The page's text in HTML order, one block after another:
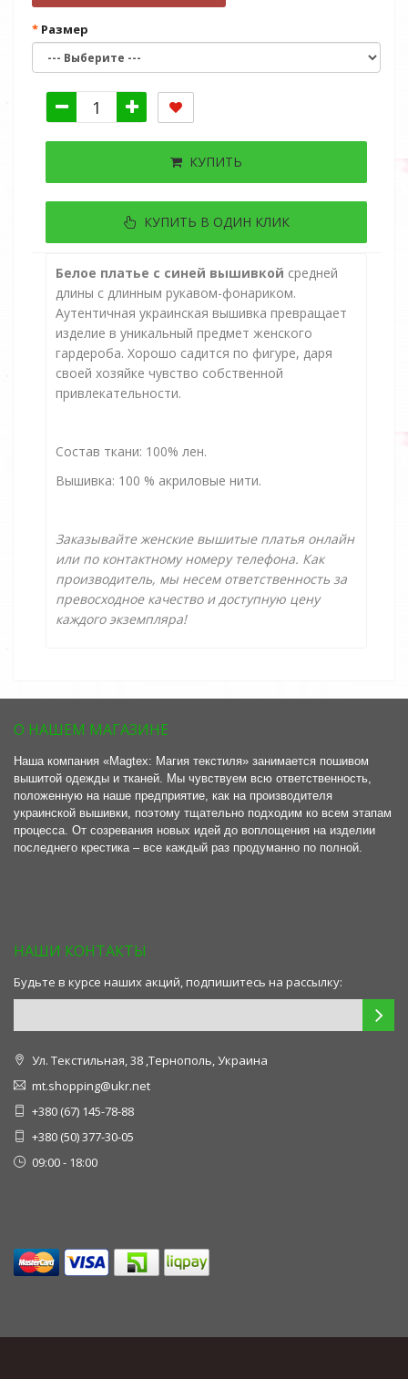
Размер
КУПИТЬ
КУПИТЬ В ОДИН КЛИК
Белое платье с синей вышивкой средней
длины с длинным рукавом-фонариком.
Аутентичная украинская вышивка превращает
изделие в уникальный предмет женского
гардероба. Хорошо садится по фигуре, даря
своей хозяйке чувство собственной
привлекательности.
Состав ткани: 100% лен.
Вышивка: 100 % акриловые нити.
Заказывайте женские вышитые платья онлайн
или по контактному номеру телефона. Как
производитель, мы несем ответственность за
превосходное качество и доступную цену
каждого экземпляра!
О НАШЕМ МАГАЗИНЕ
Наша компания «Magtex: Магия текстиля» занимается пошивом
вышитой одежды и тканей. Мы чувствуем всю ответственность,
положенную на наше предприятие, как на производителя
украинской вышивки, поэтому тщательно подходим ко всем этапам
процесса. От созревания новых идей до воплощения на изделии
последнего крестика – все каждый раз продуманно по полной.
НАШИ КОНТАКТЫ
Будьте в курсе наших акций, подпишитесь на рассылку:
Ул. Текстильная, 38 ,Тернополь, Украина
mt.shopping@ukr.net
+380 (67) 145-78-88
+380 (50) 377-30-05
09:00 - 18:00